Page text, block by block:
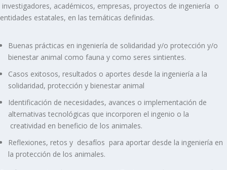
investigadores, académicos, empresas, proyectos de ingeniería o
entidades estatales, en las temáticas definidas.
Buenas prácticas en ingeniería de solidaridad y/o protección y/o
bienestar animal como fauna y como seres sintientes.
Casos exitosos, resultados o aportes desde la ingeniería a la
solidaridad, protección y bienestar animal
Identificación de necesidades, avances o implementación de
alternativas tecnológicas que incorporen el ingenio o la
creatividad en beneficio de los animales.
Reflexiones, retos y desafíos para aportar desde la ingeniería en
la protección de los animales.